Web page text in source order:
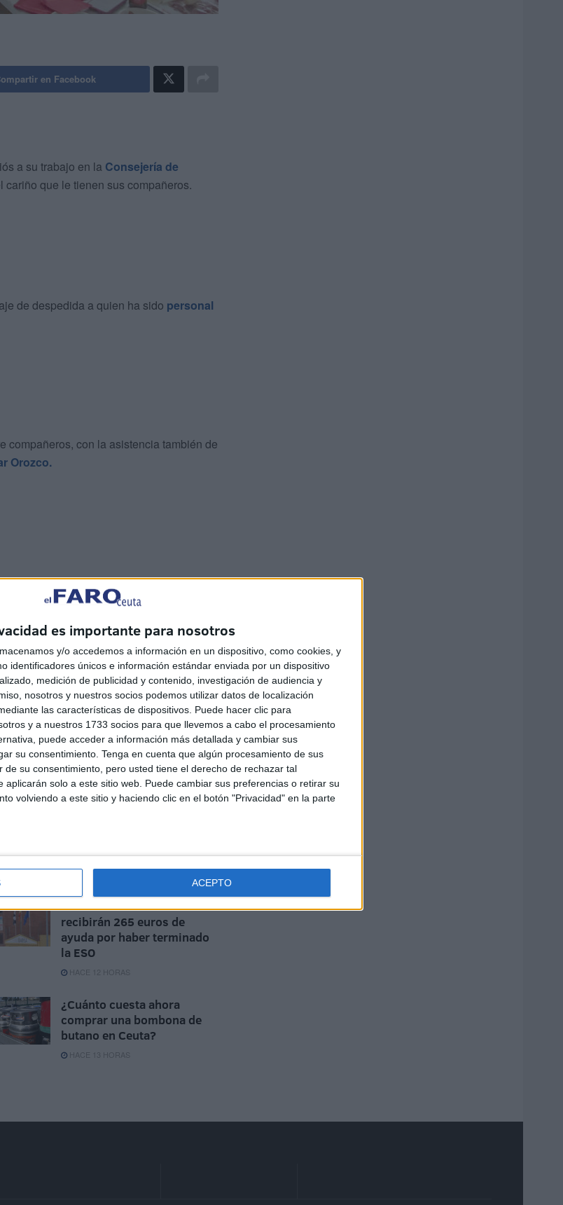
es importante para nosotros
y/o accedemos a información en un dispositivo, como cookies, y
identificadores únicos e información estándar enviada por un dispositivo
medición de publicidad y contenido, investigación de audiencia y
nosotros y nuestros socios podemos utilizar datos de localización
las características de dispositivos. Puede hacer clic para
y a nuestros 1733 socios para que llevemos a cabo el procesamiento
puede acceder a información más detallada y cambiar sus
su consentimiento. Tenga en cuenta que algún procesamiento de sus
su consentimiento, pero usted tiene el derecho de rechazar tal
aplicarán solo a este sitio web. Puede cambiar sus preferencias o retirar su
volviendo a este sitio y haciendo clic en el botón "Privacidad" en la parte
ACEPTO
en Facebook
a su trabajo en la Consejería de
que le tienen sus compañeros.
de despedida a quien ha sido personal
compañeros, con la asistencia también de
Orozco.
a su etapa laboral de años y años
La Ciudad abre la puerta a
vacantes de la UNED
HACE 11 HORAS
528 estudiantes de Ceuta
recibirán 265 euros de
ayuda por haber terminado
la ESO
HACE 12 HORAS
¿Cuánto cuesta ahora
comprar una bombona de
butano en Ceuta?
HACE 13 HORAS